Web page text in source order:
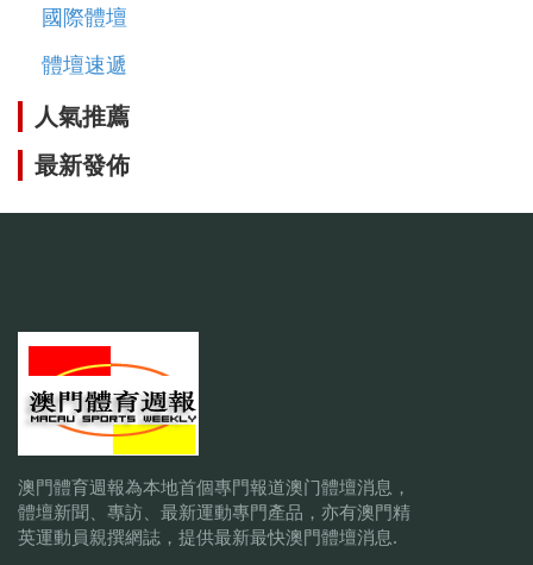
國際體壇
體壇速遞
人氣推薦
最新發佈
澳門體育週報為本地首個專門報道澳门體壇消息，
體壇新聞、專訪、最新運動專門產品，亦有澳門精
英運動員親撰網誌，提供最新最快澳門體壇消息.